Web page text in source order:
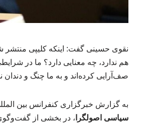
نقوی حسینی گفت: اینکه کلیپی منتشر
هم ندارد، چه معنایی دارد؟ ما در
صف‌آرایی کرده‌اند و به ما چنگ و
به گزارش خبرگزاری کنفرانس بین
سیاسی اصولگرا ، در بخشی از گفت‌وگوی